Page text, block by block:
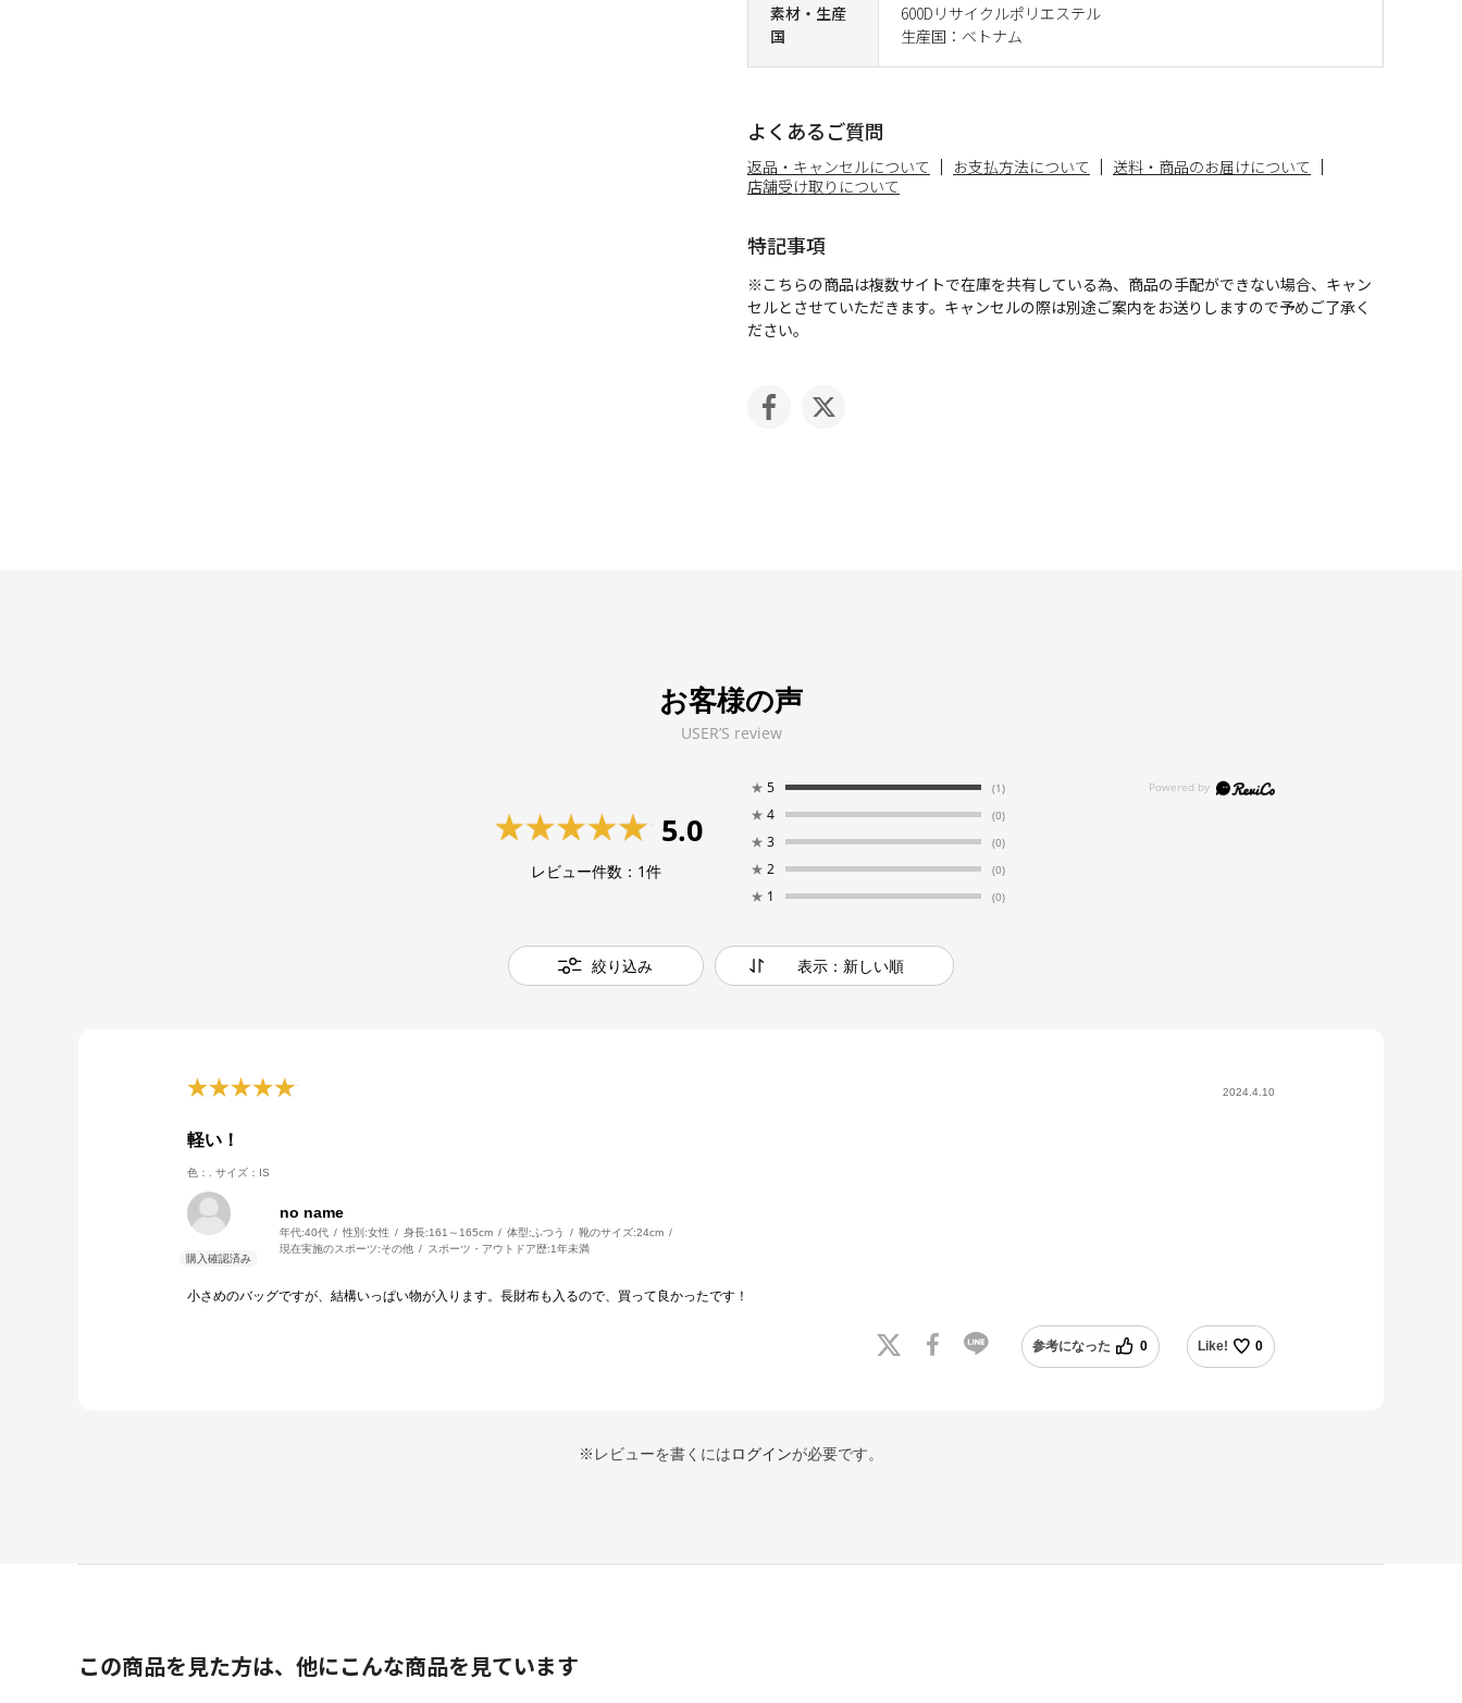
素材・生産
国
600Dリサイクルポリエステル
生産国：ベトナム
よくあるご質問
返品・キャンセルについて お支払方法について
送料・商品のお届けについて
店舗受け取りについて
特記事項
※こちらの商品は複数サイトで在庫を共有している為、商品の手配ができない場合、キャン
セルとさせていただきます。キャンセルの際は別途ご案内をお送りしますので予めご了承く
ださい。
お客様の声
USER’S review
5.0
レビュー件数： 1件
★ 5 (1)
★ 4 (0)
★ 3 (0)
★ 2 (0)
★ 1 (0)
絞り込み 表示：新しい順
2024.4.10
軽い！
色：. サイズ：IS
no name
年代:40代 性別:女性 身長:161～165cm 体型: ふつう 靴のサイズ:24cm
現在実施のスポーツ:その他 スポーツ・アウトドア歴:1年未満
小さめのバッグですが、結構いっぱい物が入ります。長財布も入るので、買って良かったです！
参考になった 0 Like! 0
※レビューを書くにはログインが必要です。
この商品を見た方は、他にこんな商品を見ています